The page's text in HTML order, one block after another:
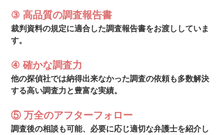
③ 高品質の調査報告書
裁判資料の規定に適合した調査報告書をお渡ししていま
す。
④ 確かな調査力
他の探偵社では納得出来なかった調査の依頼も多数解決
する高い調査力と豊富な実績。
⑤ 万全のアフターフォロー
調査後の相談も可能、必要に応じ適切な弁護士を紹介し